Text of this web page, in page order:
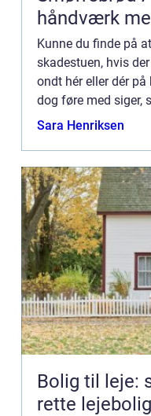
håndværk
Kunne du finde på
skadestuen, hvis
ondt hér eller dér
dog føre med siger,
Sara Henriksen
Bolig til leje:
rette lejebolig